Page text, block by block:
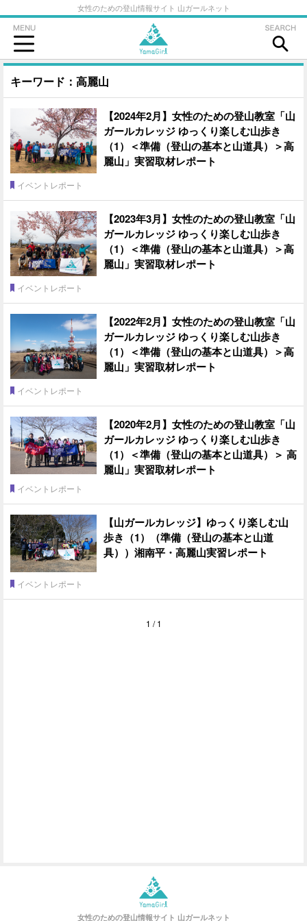
女性のための登山情報サイト 山ガールネット
キーワード：高麗山
【2024年2月】女性のための登山教室「山
ガールカレッジ ゆっくり楽しむ山歩き
（1）＜準備（登山の基本と山道具）＞高
麗山」実習取材レポート
イベントレポート
【2023年3月】女性のための登山教室「山
ガールカレッジ ゆっくり楽しむ山歩き
（1）＜準備（登山の基本と山道具）＞高
麗山」実習取材レポート
イベントレポート
【2022年2月】女性のための登山教室「山
ガールカレッジ ゆっくり楽しむ山歩き
（1）＜準備（登山の基本と山道具）＞高
麗山」実習取材レポート
イベントレポート
【2020年2月】女性のための登山教室「山
ガールカレッジ ゆっくり楽しむ山歩き
（1）＜準備（登山の基本と山道具）＞ 高
麗山」実習取材レポート
イベントレポート
【山ガールカレッジ】ゆっくり楽しむ山
歩き（1）（準備（登山の基本と山道
具））湘南平・高麗山実習レポート
イベントレポート
1 / 1
女性のための登山情報サイト 山ガールネット